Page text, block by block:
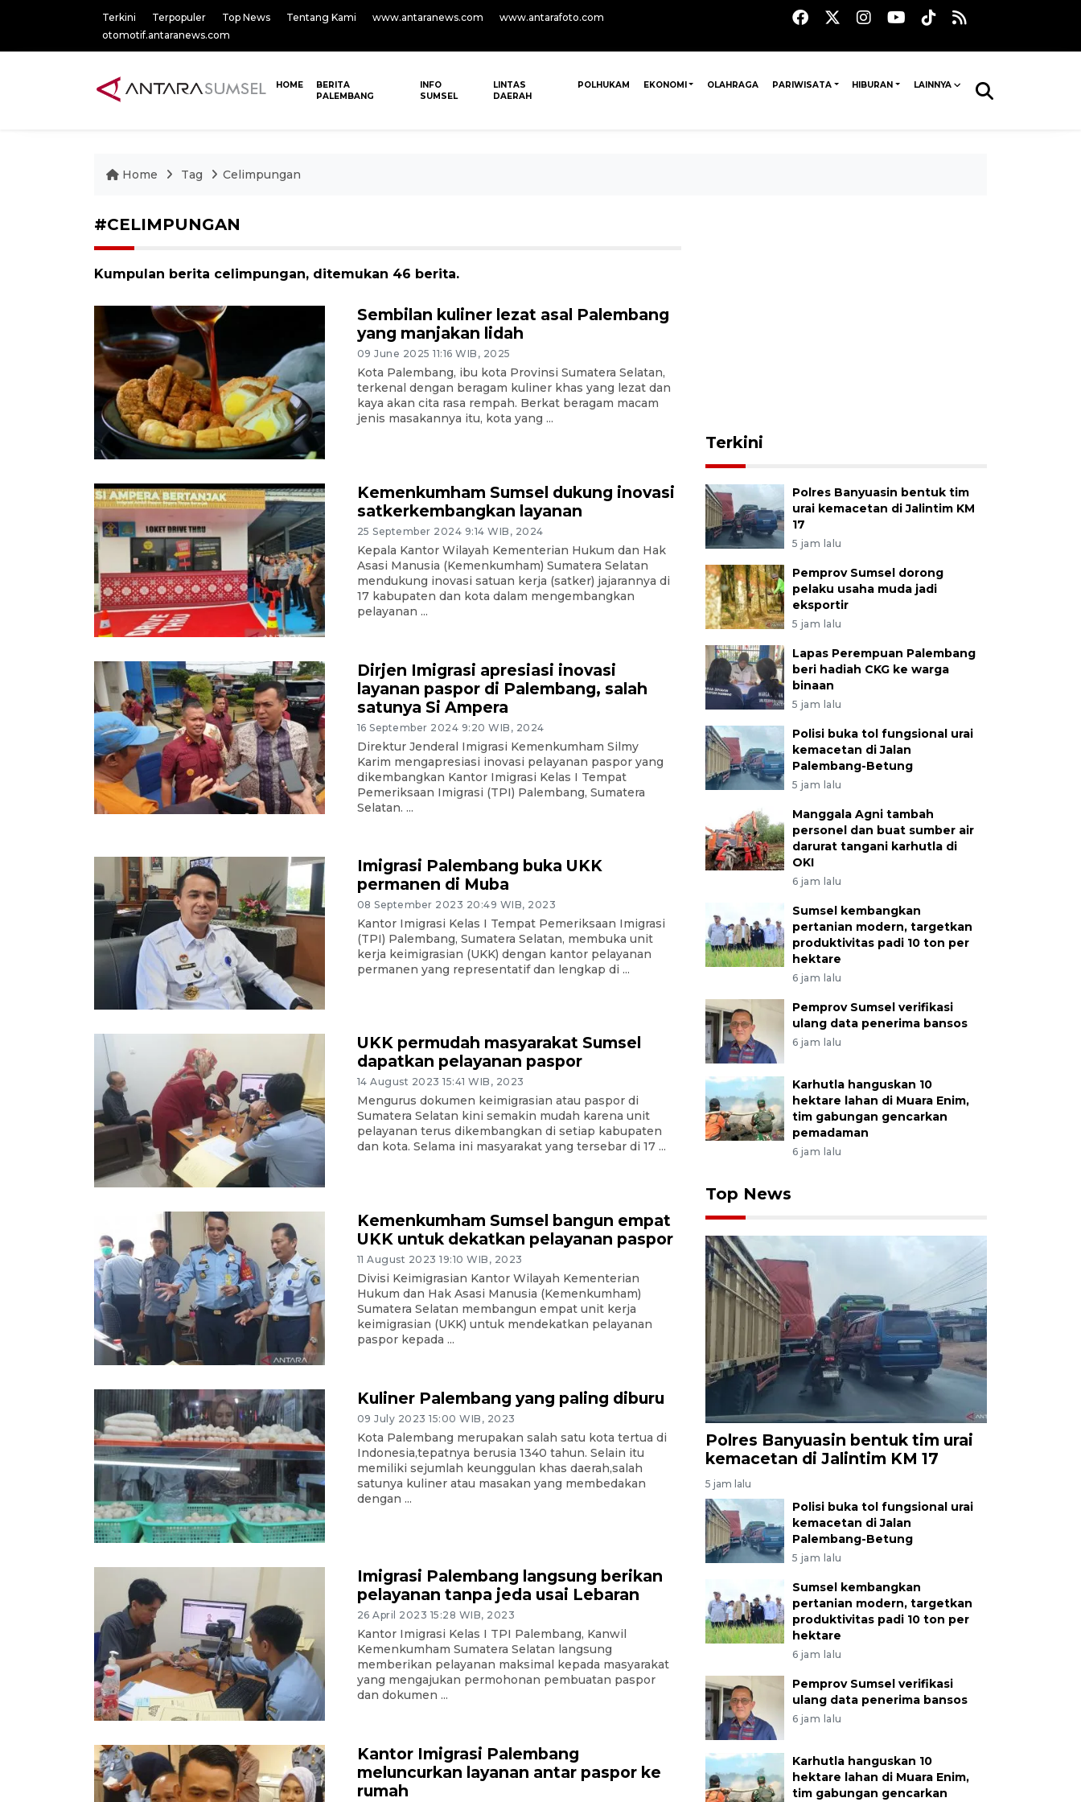
Terkini Terpopuler Top News Tentang Kami www.antaranews.com
www.antarafoto.com
otomotif.antaranews.com
HOME
BERITA
PALEMBANG
INFO
SUMSEL
LINTAS
DAERAH
POLHUKAM EKONOMI OLAHRAGA PARIWISATA HIBURAN LAINNYA
Home Tag Celimpungan
#CELIMPUNGAN
Kumpulan berita celimpungan, ditemukan 46 berita.
Sembilan kuliner lezat asal Palembang
yang manjakan lidah
09 June 2025 11:16 WIB, 2025
Kota Palembang, ibu kota Provinsi Sumatera Selatan,
terkenal dengan beragam kuliner khas yang lezat dan
kaya akan cita rasa rempah. Berkat beragam macam
jenis masakannya itu, kota yang ...
Kemenkumham Sumsel dukung inovasi
satkerkembangkan layanan
25 September 2024 9:14 WIB, 2024
Kepala Kantor Wilayah Kementerian Hukum dan Hak
Asasi Manusia (Kemenkumham) Sumatera Selatan
mendukung inovasi satuan kerja (satker) jajarannya di
17 kabupaten dan kota dalam mengembangkan
pelayanan ...
Dirjen Imigrasi apresiasi inovasi
layanan paspor di Palembang, salah
satunya Si Ampera
16 September 2024 9:20 WIB, 2024
Direktur Jenderal Imigrasi Kemenkumham Silmy
Karim mengapresiasi inovasi pelayanan paspor yang
dikembangkan Kantor Imigrasi Kelas I Tempat
Pemeriksaan Imigrasi (TPI) Palembang, Sumatera
Selatan. ...
Imigrasi Palembang buka UKK
permanen di Muba
08 September 2023 20:49 WIB, 2023
Kantor Imigrasi Kelas I Tempat Pemeriksaan Imigrasi
(TPI) Palembang, Sumatera Selatan, membuka unit
kerja keimigrasian (UKK) dengan kantor pelayanan
permanen yang representatif dan lengkap di ...
UKK permudah masyarakat Sumsel
dapatkan pelayanan paspor
14 August 2023 15:41 WIB, 2023
Mengurus dokumen keimigrasian atau paspor di
Sumatera Selatan kini semakin mudah karena unit
pelayanan terus dikembangkan di setiap kabupaten
dan kota. Selama ini masyarakat yang tersebar di 17 ...
Kemenkumham Sumsel bangun empat
UKK untuk dekatkan pelayanan paspor
11 August 2023 19:10 WIB, 2023
Divisi Keimigrasian Kantor Wilayah Kementerian
Hukum dan Hak Asasi Manusia (Kemenkumham)
Sumatera Selatan membangun empat unit kerja
keimigrasian (UKK) untuk mendekatkan pelayanan
paspor kepada ...
Kuliner Palembang yang paling diburu
09 July 2023 15:00 WIB, 2023
Kota Palembang merupakan salah satu kota tertua di
Indonesia,tepatnya berusia 1340 tahun. Selain itu
memiliki sejumlah keunggulan khas daerah,salah
satunya kuliner atau masakan yang membedakan
dengan ...
Imigrasi Palembang langsung berikan
pelayanan tanpa jeda usai Lebaran
26 April 2023 15:28 WIB, 2023
Kantor Imigrasi Kelas I TPI Palembang, Kanwil
Kemenkumham Sumatera Selatan langsung
memberikan pelayanan maksimal kepada masyarakat
yang mengajukan permohonan pembuatan paspor
dan dokumen ...
Kantor Imigrasi Palembang
meluncurkan layanan antar paspor ke
rumah
Terkini
Polres Banyuasin bentuk tim
urai kemacetan di Jalintim KM
17
5 jam lalu
Pemprov Sumsel dorong
pelaku usaha muda jadi
eksportir
5 jam lalu
Lapas Perempuan Palembang
beri hadiah CKG ke warga
binaan
5 jam lalu
Polisi buka tol fungsional urai
kemacetan di Jalan
Palembang-Betung
5 jam lalu
Manggala Agni tambah
personel dan buat sumber air
darurat tangani karhutla di
OKI
6 jam lalu
Sumsel kembangkan
pertanian modern, targetkan
produktivitas padi 10 ton per
hektare
6 jam lalu
Pemprov Sumsel verifikasi
ulang data penerima bansos
6 jam lalu
Karhutla hanguskan 10
hektare lahan di Muara Enim,
tim gabungan gencarkan
pemadaman
6 jam lalu
Top News
Polres Banyuasin bentuk tim urai
kemacetan di Jalintim KM 17
5 jam lalu
Polisi buka tol fungsional urai
kemacetan di Jalan
Palembang-Betung
5 jam lalu
Sumsel kembangkan
pertanian modern, targetkan
produktivitas padi 10 ton per
hektare
6 jam lalu
Pemprov Sumsel verifikasi
ulang data penerima bansos
6 jam lalu
Karhutla hanguskan 10
hektare lahan di Muara Enim,
tim gabungan gencarkan